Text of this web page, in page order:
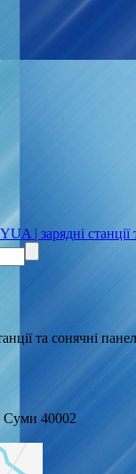
| зарядні станції
та сонячні
Суми 40002